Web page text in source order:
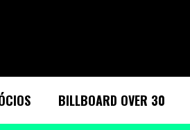
BILLBOARD OVER 30